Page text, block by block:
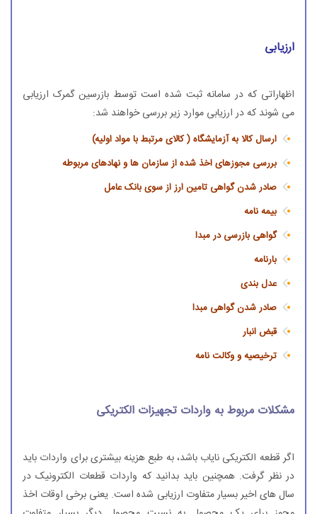
ارزیابی
اظهاراتی که در سامانه ثبت شده است توسط بازرسین گمرک ارزیابی
می شوند که در ارزیابی موارد زیر بررسی خواهند شد:
ارسال کالا به آزمایشگاه ( کالای مرتبط با مواد اولیه)
بررسی مجوزهای اخذ شده از سازمان ها و نهادهای مربوطه
صادر شدن گواهی تامین ارز از سوی بانک عامل
بیمه نامه
گواهی بازرسی در مبدا
بارنامه
عدل بندی
صادر شدن گواهی مبدا
قبض انبار
ترخیصیه و وکالت نامه
مشکلات مربوط به واردات تجهیزات الکتریکی
اگر قطعه الکتریکی نایاب باشد، به طبع هزینه بیشتری برای واردات باید
در نظر گرفت. همچنین باید بدانید که واردات قطعات الکترونیک در
سال های اخیر بسیار متفاوت ارزیابی شده است. یعنی برخی اوقات اخذ